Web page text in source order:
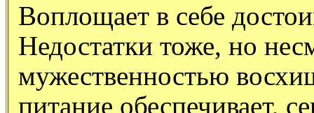
Воплощает в себе
Недостатки тоже, но
мужественностью
питание обеспечивает,